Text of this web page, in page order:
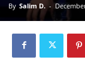
By Salim D. -